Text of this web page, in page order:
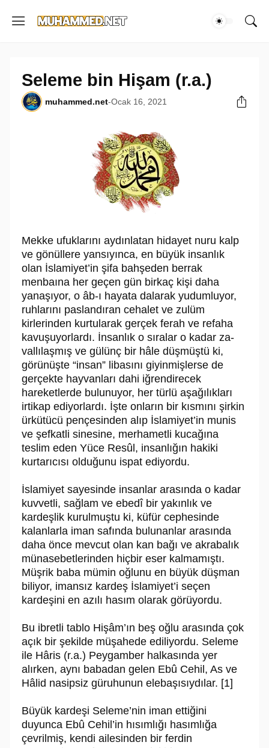
Seleme bin Hişam (r.a.)
muhammed.net-Ocak 16, 2021
Mekke ufuklarını aydınlatan hidayet nuru kalp
ve gönüllere yansıyınca, en bü­yük insanlık
olan İslamiyet’in şifa bahşeden berrak
menbaına her geçen gün bir­kaç kişi daha
yanaşıyor, o âb-ı hayata dalarak yudumluyor,
ruhlarını paslandı­ran cehalet ve zulüm
kirlerinden kurtularak gerçek ferah ve refaha
kavuşuyor­lardı. İnsanlık o sıralar o kadar za­
vallılaşmış ve gülünç bir hâle düşmüştü ki,
görünüşte “insan” libasını giyinmişlerse de
gerçekte hayvanları dahi iğrendirecek
hareketlerde bulunuyor, her türlü aşağılıkları
irtikap ediyorlardı. İşte onların bir kısmını şirkin
ürkütücü pençesinden alıp İslamiyet’in munis
ve şefkatli sinesi­ne, merhametli kucağına
teslim eden Yüce Resûl, insanlığın hakiki
kurtarıcısı olduğunu ispat ediyordu.
İslamiyet sayesinde insanlar arasında o kadar
kuvvetli, sağlam ve ebedî bir yakınlık ve
kardeşlik kurulmuştu ki, küfür cephesinde
kalanlarla iman safında bulunanlar arasında
daha önce mevcut olan kan bağı ve akrabalık
münasebetle­rinden hiçbir eser kalmamıştı.
Müşrik baba mümin oğlunu en büyük düşman
biliyor, imansız kardeş İslamiyet’i seçen
kardeşini en azılı hasım olarak görü­yordu.
Bu ibretli tablo Hişâm’ın beş oğlu arasında çok
açık bir şekilde müşahede edi­liyordu. Seleme
ile Hâris (r.a.) Peygamber halkasında yer
alırken, aynı babadan gelen Ebû Cehil, As ve
Hâlid nasipsiz güruhunun elebaşısıydılar. [1]
Büyük kardeşi Seleme’nin iman ettiğini
duyunca Ebû Cehil’in hısımlığı ha­sımlığa
çevrilmiş, kendi ailesinden bir ferdin